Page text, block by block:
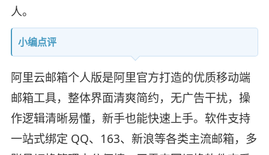
人。
小编点评
阿里云邮箱个人版是阿里官方打造的优质移动端
邮箱工具，整体界面清爽简约，无广告干扰，操
作逻辑清晰易懂，新手也能快速上手。软件支持
一站式绑定 QQ、163、新浪等各类主流邮箱，多